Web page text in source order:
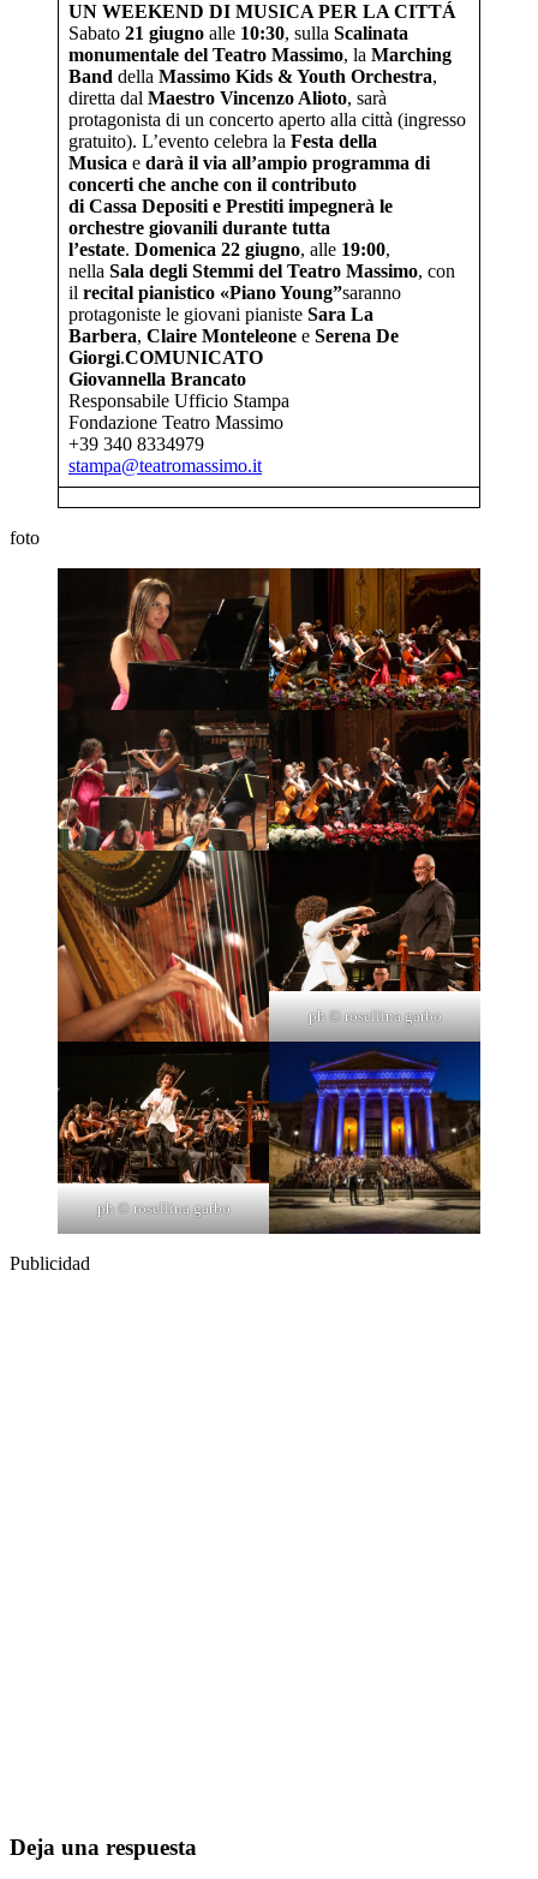
UN WEEKEND DI MUSICA PER LA CITTÁ
Sabato 21 giugno alle 10:30, sulla Scalinata
monumentale del Teatro Massimo, la Marching
Band della Massimo Kids & Youth Orchestra,
diretta dal Maestro Vincenzo Alioto, sarà
protagonista di un concerto aperto alla città (ingresso
gratuito). L’evento celebra la Festa della
Musica e darà il via all’ampio programma di
concerti che anche con il contributo
di Cassa Depositi e Prestiti impegnerà le
orchestre giovanili durante tutta
l’estate. Domenica 22 giugno, alle 19:00,
nella Sala degli Stemmi del Teatro Massimo, con
il recital pianistico «Piano Young”saranno
protagoniste le giovani pianiste Sara La
Barbera, Claire Monteleone e Serena De
Giorgi.COMUNICATO
Giovannella Brancato
Responsabile Ufficio Stampa
Fondazione Teatro Massimo
+39 340 8334979
stampa@teatromassimo.it
foto
ph © rosellina garbo
ph © rosellina garbo
Publicidad
Deja una respuesta